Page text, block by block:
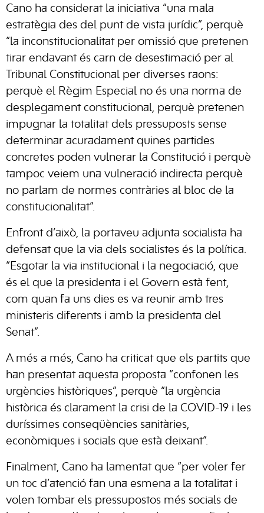
Cano ha considerat la iniciativa “una mala
estratègia des del punt de vista jurídic”, perquè
“la inconstitucionalitat per omissió que pretenen
tirar endavant és carn de desestimació per al
Tribunal Constitucional per diverses raons:
perquè el Règim Especial no és una norma de
desplegament constitucional, perquè pretenen
impugnar la totalitat dels pressuposts sense
determinar acuradament quines partides
concretes poden vulnerar la Constitució i perquè
tampoc veiem una vulneració indirecta perquè
no parlam de normes contràries al bloc de la
constitucionalitat”.
Enfront d’això, la portaveu adjunta socialista ha
defensat que la via dels socialistes és la política.
“Esgotar la via institucional i la negociació, que
és el que la presidenta i el Govern està fent,
com quan fa uns dies es va reunir amb tres
ministeris diferents i amb la presidenta del
Senat”.
A més a més, Cano ha criticat que els partits que
han presentat aquesta proposta “confonen les
urgències històriques”, perquè “la urgència
històrica és clarament la crisi de la COVID-19 i les
duríssimes conseqüències sanitàries,
econòmiques i socials que està deixant”.
Finalment, Cano ha lamentat que “per voler fer
un toc d’atenció fan una esmena a la totalitat i
volen tombar els pressupostos més socials de